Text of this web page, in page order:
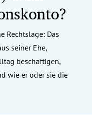
Rechtslage: Das
seiner Ehe,
beschäftigen,
wie er oder sie die